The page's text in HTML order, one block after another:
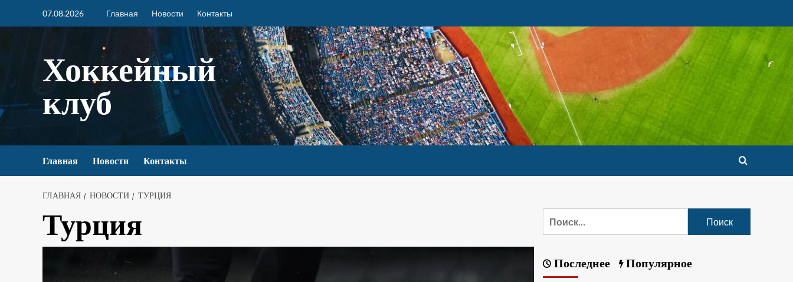
07.08.2026 Главная Новости Контакты
Хоккейный
клуб
Главная Новости Контакты
ГЛАВНАЯ НОВОСТИ ТУРЦИЯ
Турция
Последнее Популярное